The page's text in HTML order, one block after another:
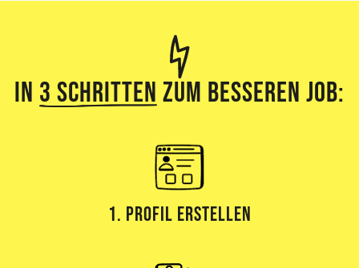
In 3 Schritten zum besseren Job:
1. Profil erstellen